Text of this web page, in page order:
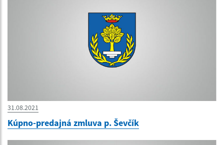
31.08.2021
Kúpno-predajná zmluva p. Ševčík